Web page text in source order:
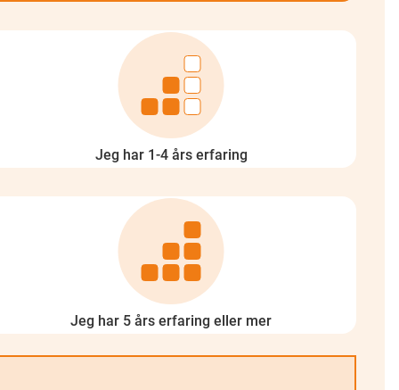
Jeg har 1-4 års erfaring
Jeg har 5 års erfaring eller mer